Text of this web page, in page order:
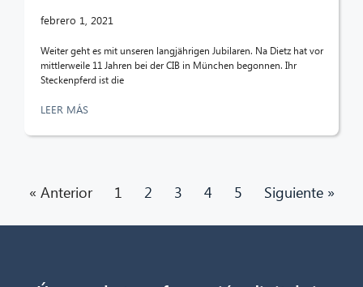
febrero 1, 2021
Weiter geht es mit unseren langjährigen Jubilaren. Na Dietz hat vor
mittlerweile 11 Jahren bei der CIB in München begonnen. Ihr
Steckenpferd ist die
LEER MÁS
« Anterior 1 2 3 4 5 Siguiente »